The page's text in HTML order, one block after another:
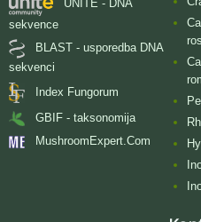
UNITE - DNA
sekvence
BLAST - usporedba DNA
sekvenci
Index Fungorum
GBIF - taksonomija
MushroomExpert.Com